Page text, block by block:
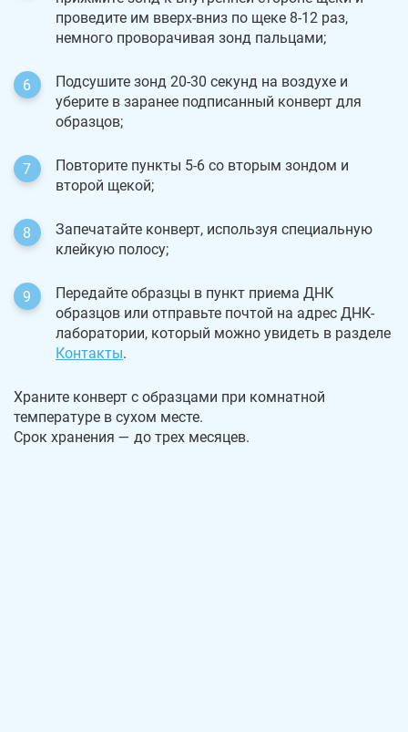
проведите им вверх-вниз по щеке 8-12 раз,
немного проворачивая зонд пальцами;
Подсушите зонд 20-30 секунд на воздухе и
уберите в заранее подписанный конверт для
образцов;
Повторите пункты 5-6 со вторым зондом и
второй щекой;
Запечатайте конверт, используя специальную
клейкую полосу;
Передайте образцы в пункт приема ДНК
образцов или отправьте почтой на адрес ДНК-
лаборатории, который можно увидеть в разделе
Контакты.
Храните конверт с образцами при комнатной
температуре в сухом месте.
Срок хранения — до трех месяцев.